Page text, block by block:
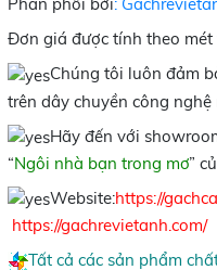
Đơn giá được tính theo
Chúng tôi luôn đảm
trên dây chuyền công nghệ
Hãy đến với
“Ngôi nhà bạn trong mơ”
Website:https://
https://gachrevietanh.com/
Tất cả các sản phẩm